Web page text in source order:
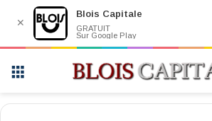
✕
Blois Capitale
GRATUIT
Sur Google Play